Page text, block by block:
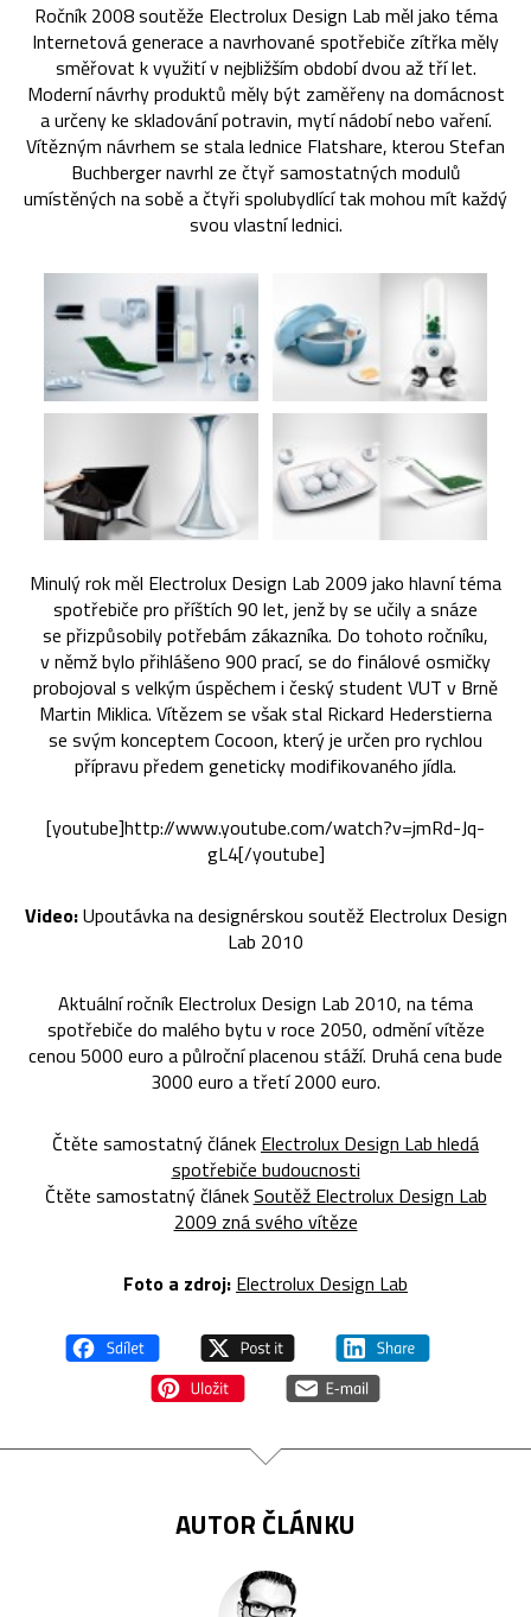
Ročník 2008 soutěže Electrolux Design Lab měl jako téma
Internetová generace a navrhované spotřebiče zítřka měly
směřovat k využití v nejbližším období dvou až tří let.
Moderní návrhy produktů měly být zaměřeny na domácnost
a určeny ke skladování potravin, mytí nádobí nebo vaření.
Vítězným návrhem se stala lednice Flatshare, kterou Stefan
Buchberger navrhl ze čtyř samostatných modulů
umístěných na sobě a čtyři spolubydlící tak mohou mít každý
svou vlastní lednici.
Minulý rok měl Electrolux Design Lab 2009 jako hlavní téma
spotřebiče pro příštích 90 let, jenž by se učily a snáze
se přizpůsobily potřebám zákazníka. Do tohoto ročníku,
v němž bylo přihlášeno 900 prací, se do finálové osmičky
probojoval s velkým úspěchem i český student VUT v Brně
Martin Miklica. Vítězem se však stal Rickard Hederstierna
se svým konceptem Cocoon, který je určen pro rychlou
přípravu předem geneticky modifikovaného jídla.
[youtube]http://www.youtube.com/watch?v=jmRd-Jq-
gL4[/youtube]
Video:Upoutávka na designérskou soutěž Electrolux Design
Lab 2010
Aktuální ročník Electrolux Design Lab 2010, na téma
spotřebiče do malého bytu v roce 2050, odmění vítěze
cenou 5000 euro a půlroční placenou stáží. Druhá cena bude
3000 euro a třetí 2000 euro.
Čtěte samostatný článek Electrolux Design Lab hledá
spotřebiče budoucnosti
Čtěte samostatný článekSoutěž Electrolux Design Lab
2009 zná svého vítěze
Foto a zdroj: Electrolux Design Lab
AUTOR ČLÁNKU